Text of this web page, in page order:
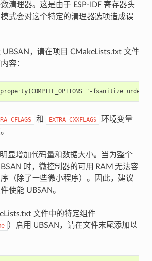
清理器。这是由于 ESP-IDF 寄存器头
式会对这个特定的清理器选项造成误
UBSAN，请在项目 CMakeLists.txt 文件
容：
和 EXTRA_CXXFLAGS
环境变量
显增加代码量和数据大小。当为整个
时，微控制器的可用 RAM 无法容
（除了一些微小程序）。因此，建议
使能 UBSAN。
文件中的特定组件
）启用 UBSAN，请在文件末尾添加以